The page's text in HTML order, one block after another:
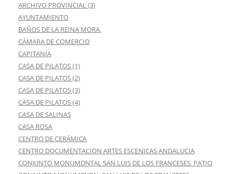
ARCHIVO PROVINCIAL (3)
AYUNTAMIENTO
BAÑOS DE LA REINA MORA.
CÁMARA DE COMERCIO
CAPITANÍA
CASA DE PILATOS (1)
CASA DE PILATOS (2)
CASA DE PILATOS (3)
CASA DE PILATOS (4)
CASA DE SALINAS
CASA ROSA
CENTRO DE CERÁMICA
CENTRO DOCUMENTACION ARTES ESCENICAS ANDALUCIA
CONJUNTO MONUMDNTAL SAN LUIS DE LOS FRANCESES. PATIO